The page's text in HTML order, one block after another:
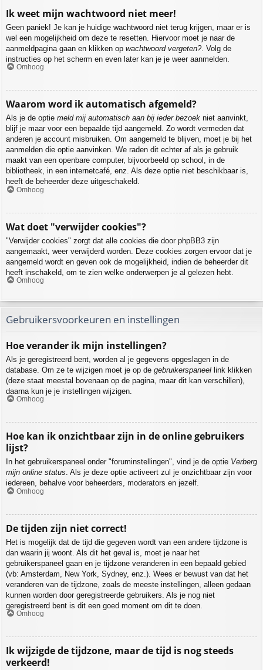
Ik weet mijn wachtwoord niet meer!
Geen paniek! Je kan je huidige wachtwoord niet terug krijgen, maar er is
wel een mogelijkheid om deze te resetten. Hiervoor moet je naar de
aanmeldpagina gaan en klikken op wachtwoord vergeten?. Volg de
instructies op het scherm en even later kan je je weer aanmelden.
Omhoog
Waarom word ik automatisch afgemeld?
Als je de optie meld mij automatisch aan bij ieder bezoek niet aanvinkt,
blijf je maar voor een bepaalde tijd aangemeld. Zo wordt vermeden dat
anderen je account misbruiken. Om aangemeld te blijven, moet je bij het
aanmelden die optie aanvinken. We raden dit echter af als je gebruik
maakt van een openbare computer, bijvoorbeeld op school, in de
bibliotheek, in een internetcafé, enz. Als deze optie niet beschikbaar is,
heeft de beheerder deze uitgeschakeld.
Omhoog
Wat doet "verwijder cookies"?
"Verwijder cookies" zorgt dat alle cookies die door phpBB3 zijn
aangemaakt, weer verwijderd worden. Deze cookies zorgen ervoor dat je
aangemeld wordt en geven ook de mogelijkheid, indien de beheerder dit
heeft inschakeld, om te zien welke onderwerpen je al gelezen hebt.
Omhoog
Gebruikersvoorkeuren en instellingen
Hoe verander ik mijn instellingen?
Als je geregistreerd bent, worden al je gegevens opgeslagen in de
database. Om ze te wijzigen moet je op de gebruikerspaneel link klikken
(deze staat meestal bovenaan op de pagina, maar dit kan verschillen),
daarna kun je je instellingen wijzigen.
Omhoog
Hoe kan ik onzichtbaar zijn in de online gebruikers
lijst?
In het gebruikerspaneel onder "foruminstellingen", vind je de optie Verberg
mijn online status. Als je deze optie activeert zul je onzichtbaar zijn voor
iedereen, behalve voor beheerders, moderators en jezelf.
Omhoog
De tijden zijn niet correct!
Het is mogelijk dat de tijd die gegeven wordt van een andere tijdzone is
dan waarin jij woont. Als dit het geval is, moet je naar het
gebruikerspaneel gaan en je tijdzone veranderen in een bepaald gebied
(vb: Amsterdam, New York, Sydney, enz.). Wees er bewust van dat het
veranderen van de tijdzone, zoals de meeste instellingen, alleen gedaan
kunnen worden door geregistreerde gebruikers. Als je nog niet
geregistreerd bent is dit een goed moment om dit te doen.
Omhoog
Ik wijzigde de tijdzone, maar de tijd is nog steeds
verkeerd!